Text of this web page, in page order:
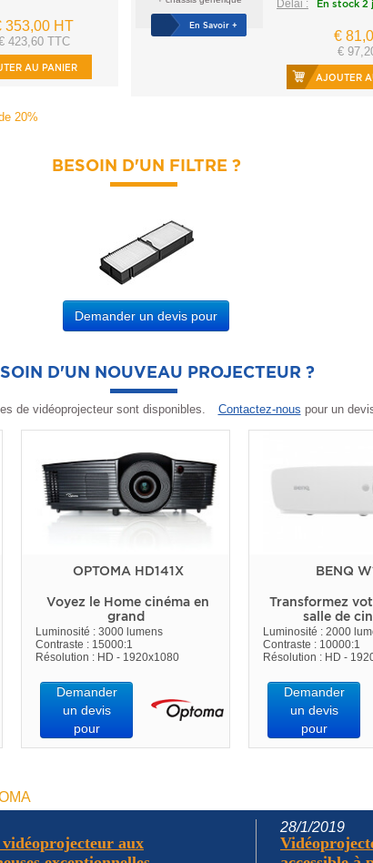
353,00 HT
423,60 TTC
AU PANIER
En Savoir +
Délai : En stock 2
€
€
AJOUTER
20%
BESOIN D'UN FILTRE ?
Demander un devis pour
D'UN NOUVEAU PROJECTEUR ?
de vidéoprojecteur sont disponibles. Contactez-nous pour un
OPTOMA HD141X
Voyez le Home cinéma en
grand
Luminosité : 3000 lumens
Contraste : 15000:1
Résolution : HD - 1920x1080
Demander
un devis
pour
BENQ
Transformez
salle de
Luminosité : 2000
Contraste : 10000:1
Résolution : HD -
Demander
un devis
pour
aux
28/1/2019